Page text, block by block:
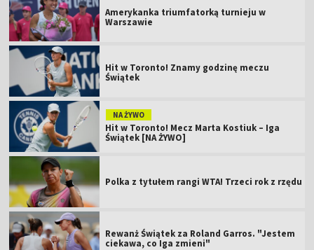
Amerykanka triumfatorką turnieju w
Warszawie
Hit w Toronto! Znamy godzinę meczu
Świątek
NA ŻYWO
Hit w Toronto! Mecz Marta Kostiuk – Iga
Świątek [NA ŻYWO]
Polka z tytułem rangi WTA! Trzeci rok z rzędu
Rewanż Świątek za Roland Garros. "Jestem
ciekawa, co Iga zmieni"